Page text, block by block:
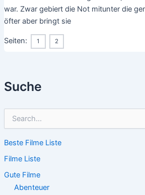
Suche
h
n
n
Beste Filme Liste
Filme Liste
Gute Filme
Abenteuer
war. Zwar gebiert die Not mitunter die
öfter aber bringt sie
Seiten: 1 2